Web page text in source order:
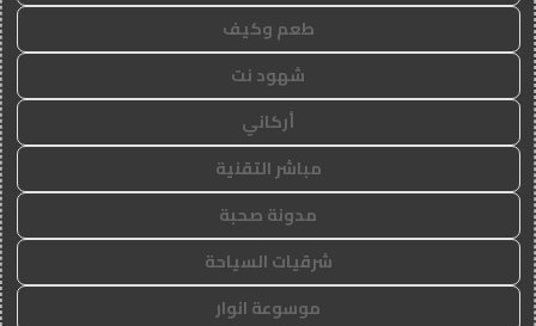
طعم وكيف
شهود نت
أركاني
مباشر التقنية
مدونة صحبة
شرقيات السياحة
موسوعة انوار